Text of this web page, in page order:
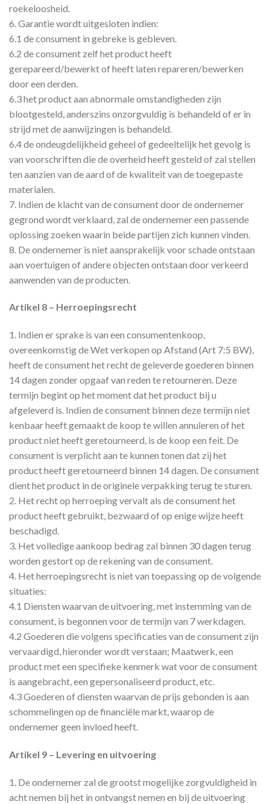
roekeloosheid.
6. Garantie wordt uitgesloten indien:
6.1 de consument in gebreke is gebleven.
6.2 de consument zelf het product heeft
gerepareerd/bewerkt of heeft laten repareren/bewerken
door een derden.
6.3 het product aan abnormale omstandigheden zijn
blootgesteld, anderszins onzorgvuldig is behandeld of er in
strijd met de aanwijzingen is behandeld.
6.4 de ondeugdelijkheid geheel of gedeeltelijk het gevolg is
van voorschriften die de overheid heeft gesteld of zal stellen
ten aanzien van de aard of de kwaliteit van de toegepaste
materialen.
7. Indien de klacht van de consument door de ondernemer
gegrond wordt verklaard, zal de ondernemer een passende
oplossing zoeken waarin beide partijen zich kunnen vinden.
8. De ondernemer is niet aansprakelijk voor schade ontstaan
aan voertuigen of andere objecten ontstaan door verkeerd
aanwenden van de producten.
Artikel 8 – Herroepingsrecht
1. Indien er sprake is van een consumentenkoop,
overeenkomstig de Wet verkopen op Afstand (Art 7:5 BW),
heeft de consument het recht de geleverde goederen binnen
14 dagen zonder opgaaf van reden te retourneren. Deze
termijn begint op het moment dat het product bij u
afgeleverd is. Indien de consument binnen deze termijn niet
kenbaar heeft gemaakt de koop te willen annuleren of het
product niet heeft geretourneerd, is de koop een feit. De
consument is verplicht aan te kunnen tonen dat zij het
product heeft geretourneerd binnen 14 dagen. De consument
dient het product in de originele verpakking terug te sturen.
2. Het recht op herroeping vervalt als de consument het
product heeft gebruikt, bezwaard of op enige wijze heeft
beschadigd.
3. Het volledige aankoop bedrag zal binnen 30 dagen terug
worden gestort op de rekening van de consument.
4. Het herroepingsrecht is niet van toepassing op de volgende
situaties:
4.1 Diensten waarvan de uitvoering, met instemming van de
consument, is begonnen voor de termijn van 7 werkdagen.
4.2 Goederen die volgens specificaties van de consument zijn
vervaardigd, hieronder wordt verstaan; Maatwerk, een
product met een specifieke kenmerk wat voor de consument
is aangebracht, een gepersonaliseerd product, etc.
4.3 Goederen of diensten waarvan de prijs gebonden is aan
schommelingen op de financiële markt, waarop de
ondernemer geen invloed heeft.
Artikel 9 – Levering en uitvoering
1. De ondernemer zal de grootst mogelijke zorgvuldigheid in
acht nemen bij het in ontvangst nemen en bij de uitvoering